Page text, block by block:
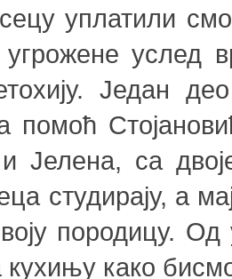
уплатили
услед
Један
помоћ
Јелена, са
студирају, а
породицу.
кухињу како